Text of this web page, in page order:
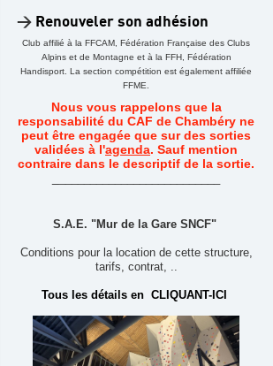
> Renouveler son adhésion
Club affilié à la FFCAM, Fédération Française des Clubs
Alpins et de Montagne et à la FFH, Fédération
Handisport. La section compétition est également affiliée
FFME.
Nous vous rappelons que la
responsabilité du CAF de Chambéry ne
peut être engagée que sur des sorties
validées à l'agenda. Sauf mention
contraire dans le descriptif de la sortie.
S.A.E. "Mur de la Gare SNCF"
Conditions pour la location de cette structure,
tarifs, contrat, ..
Tous les détails en CLIQUANT-ICI